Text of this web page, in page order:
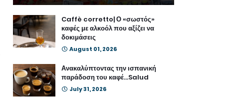
Caffè corretto| Ο «σωστός»
καφές με αλκοόλ που αξίζει να
δοκιμάσεις
August 01, 2026
Ανακαλύπτοντας την ισπανική
παράδοση του καφέ...Salud
July 31, 2026